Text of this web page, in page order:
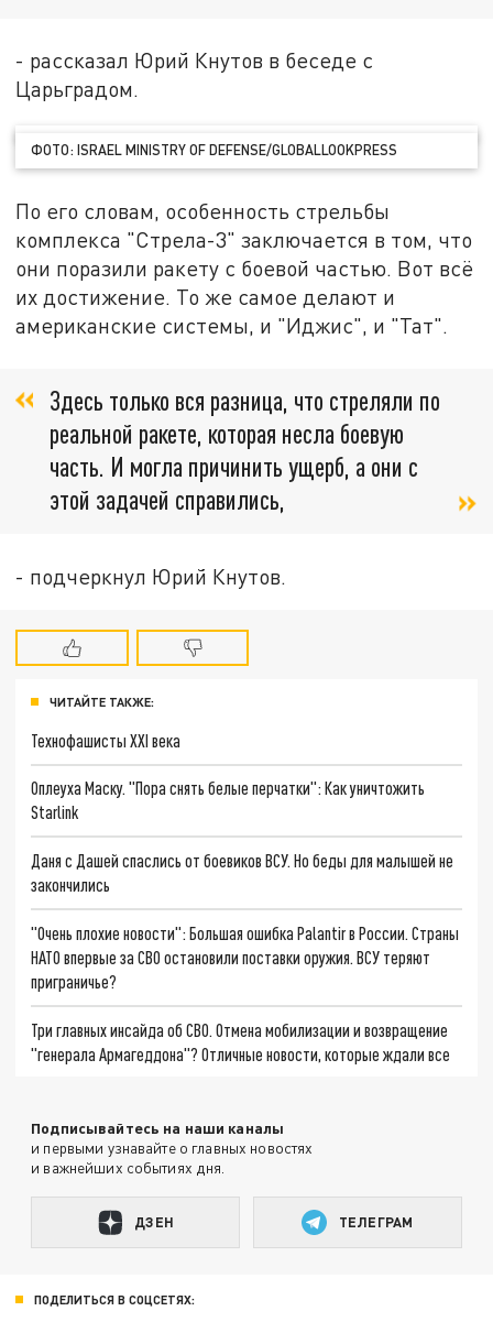
- рассказал Юрий Кнутов в беседе с
Царьградом.
ФОТО: ISRAEL MINISTRY OF DEFENSE/GLOBALLOOKPRESS
По его словам, особенность стрельбы
комплекса "Стрела-3" заключается в том, что
они поразили ракету с боевой частью. Вот всё
их достижение. То же самое делают и
американские системы, и "Иджис", и "Тат".
Здесь только вся разница, что стреляли по
реальной ракете, которая несла боевую
часть. И могла причинить ущерб, а они с
этой задачей справились,
- подчеркнул Юрий Кнутов.
ЧИТАЙТЕ ТАКЖЕ:
Технофашисты XXI века
Оплеуха Маску. "Пора снять белые перчатки": Как уничтожить
Starlink
Даня с Дашей спаслись от боевиков ВСУ. Но беды для малышей не
закончились
"Очень плохие новости": Большая ошибка Palantir в России. Страны
НАТО впервые за СВО остановили поставки оружия. ВСУ теряют
приграничье?
Три главных инсайда об СВО. Отмена мобилизации и возвращение
"генерала Армагеддона"? Отличные новости, которые ждали все
Подписывайтесь на наши каналы
и первыми узнавайте о главных новостях
и важнейших событиях дня.
ДЗЕН ТЕЛЕГРАМ
ПОДЕЛИТЬСЯ В СОЦСЕТЯХ: